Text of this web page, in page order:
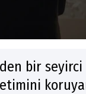
bir seyirci